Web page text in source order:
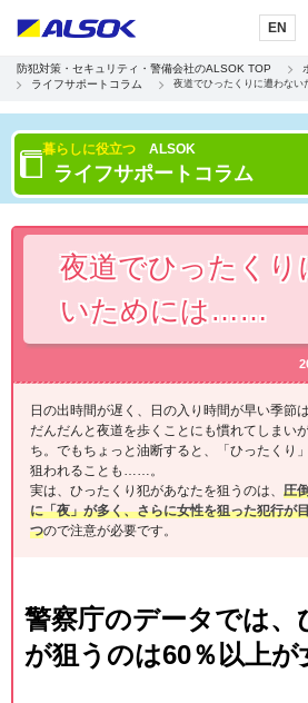
EN
防犯対策・セキュリティ・警備会社のALSOK TOP
ライフサポートコラム
夜道でひったくりに遭わな
暮らしに役立つ ALSOK
ライフサポートコラム
夜道でひったくり
いためには……
日の出時間が遅く、日の入り時間が早い季節は
だんだんと夜道を歩くことにも慣れてしまい
ち。でもちょっと油断すると、「ひったくり
狙われることも……。
実は、ひったくり犯があなたを狙うのは、 圧
に「夜」が多く、さらに女性を狙った犯行が
つので注意が必要です。
警察庁のデータでは、
が狙うのは60％以上が